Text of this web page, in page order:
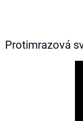
Protimrazová